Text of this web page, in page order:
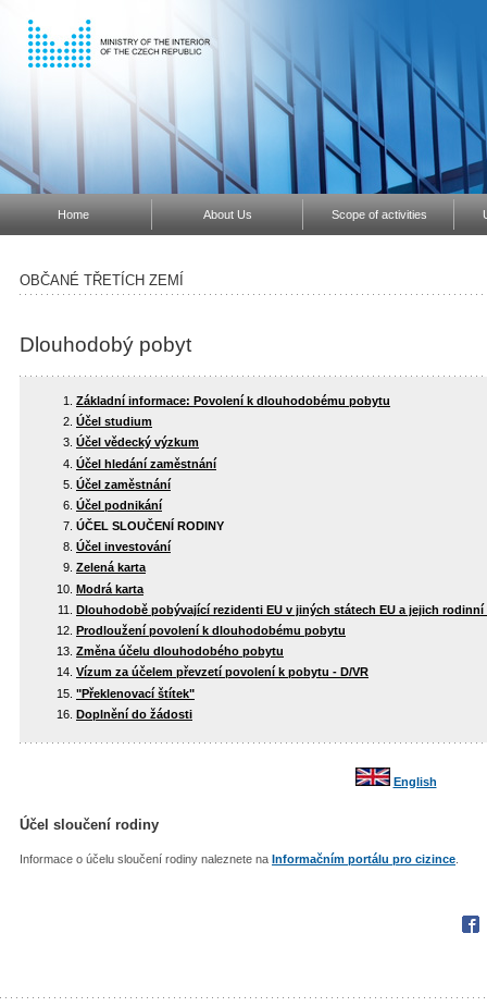
Home About Us Scope of activities
OBČANÉ TŘETÍCH ZEMÍ
Dlouhodobý pobyt
Základní informace: Povolení k dlouhodobému pobytu
Účel studium
Účel vědecký výzkum
Účel hledání zaměstnání
Účel zaměstnání
Účel podnikání
ÚČEL SLOUČENÍ RODINY
Účel investování
Zelená karta
Modrá karta
Dlouhodobě pobývající rezidenti EU v jiných státech EU a jejich
Prodloužení povolení k dlouhodobému pobytu
Změna účelu dlouhodobého pobytu
Vízum za účelem převzetí povolení k pobytu - D/VR
"Překlenovací štítek"
Doplnění do žádosti
English
Účel sloučení rodiny
Informace o účelu sloučení rodiny naleznete na Informačním portálu pro cizince